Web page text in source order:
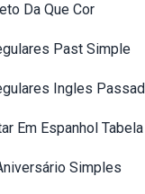
Da Que Cor
Past Simple
Ingles
Em Espanhol Tabela
Simples